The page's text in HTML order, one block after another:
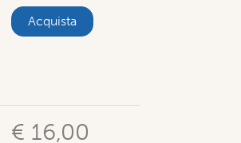
Acquista
€ 16,00